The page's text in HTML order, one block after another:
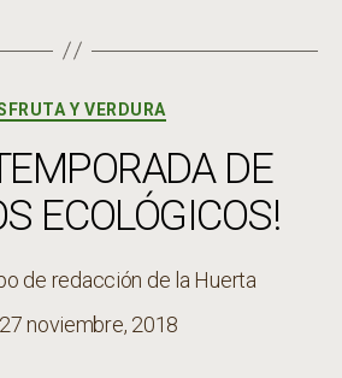
Categorías
Y VERDURA
DE
ECOLÓGICOS!
de redacción de la Huerta
27 noviembre, 2018